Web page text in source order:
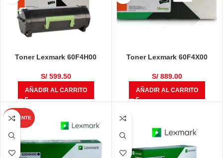
Toner Lexmark 60F4H00
S/599.50
AÑADIR AL CARRITO
Toner Lexmark 60F4X00
S/ 889.00
AÑADIR AL CARRITO
CALIENTE